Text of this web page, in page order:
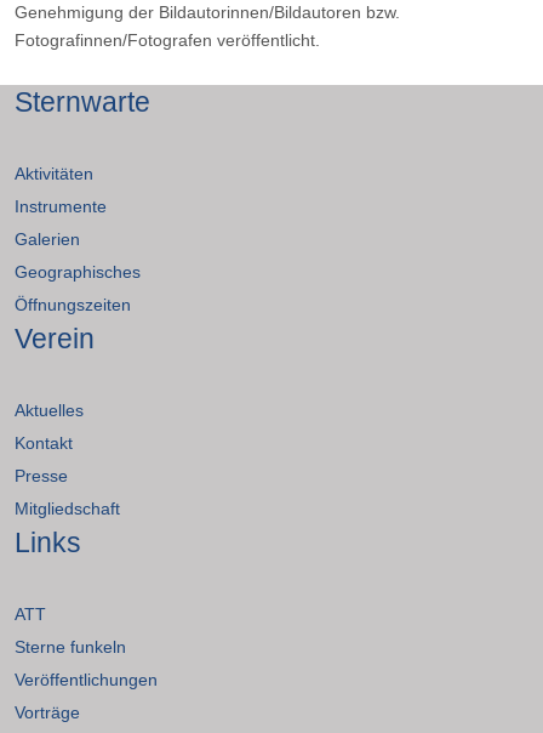
Genehmigung der Bildautorinnen/Bildautoren bzw.
Fotografinnen/Fotografen veröffentlicht.
Sternwarte
Aktivitäten
Instrumente
Galerien
Geographisches
Öffnungszeiten
Verein
Aktuelles
Kontakt
Presse
Mitgliedschaft
Links
ATT
Sterne funkeln
Veröffentlichungen
Vorträge